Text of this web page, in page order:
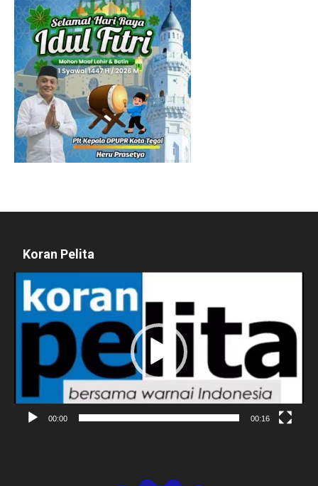
Koran Pelita
Pemutar
Video
00:00 00:16